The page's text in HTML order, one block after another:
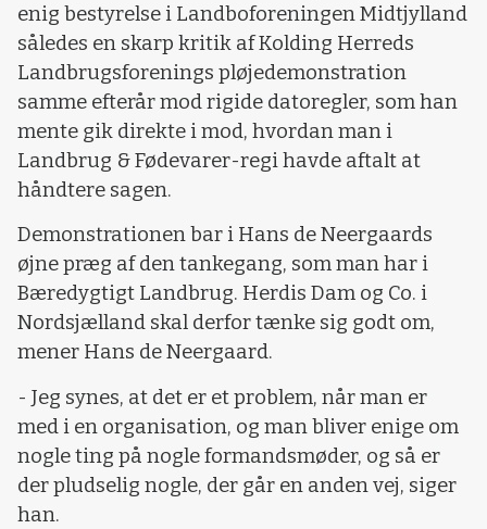
enig bestyrelse i Landboforeningen Midtjylland
således en skarp kritik af Kolding Herreds
Landbrugsforenings pløjedemonstration
samme efterår mod rigide datoregler, som han
mente gik direkte i mod, hvordan man i
Landbrug & Fødevarer-regi havde aftalt at
håndtere sagen.
Demonstrationen bar i Hans de Neergaards
øjne præg af den tankegang, som man har i
Bæredygtigt Landbrug. Herdis Dam og Co. i
Nordsjælland skal derfor tænke sig godt om,
mener Hans de Neergaard.
- Jeg synes, at det er et problem, når man er
med i en organisation, og man bliver enige om
nogle ting på nogle formandsmøder, og så er
der pludselig nogle, der går en anden vej, siger
han.